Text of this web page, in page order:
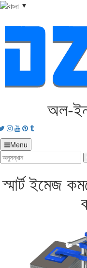
▼
Twitter
Instagram
Youtube
Pinterest
tumblr
Menu
স্মার্ট ইমেজ